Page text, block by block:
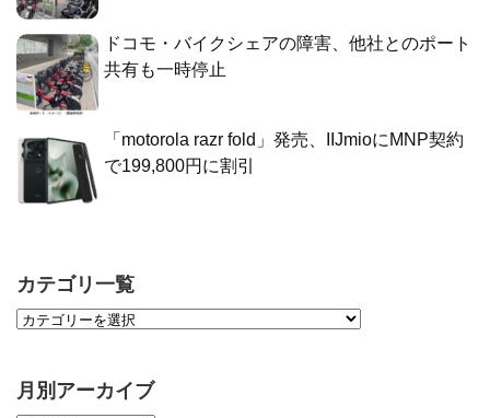
ドコモ・バイクシェアの障害、他社とのポート
共有も一時停止
「motorola razr fold」発売、IIJmioにMNP契約
で199,800円に割引
カテゴリ一覧
月別アーカイブ